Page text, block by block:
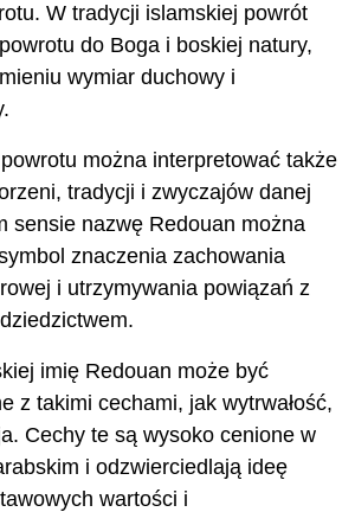
W tradycji islamskiej powrót
do Boga i boskiej natury,
wymiar duchowy i
można interpretować także
tradycji i zwyczajów danej
sensie nazwę Redouan można
znaczenia zachowania
i utrzymywania powiązań z
imię Redouan może być
z takimi cechami, jak wytrwałość,
Cechy te są wysoko cenione w
i odzwierciedlają ideę
wartości i